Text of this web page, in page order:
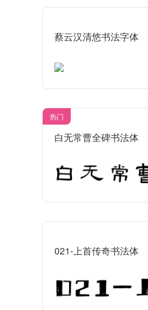
蔡云汉清悠书法字体
热门
白无常曹全碑书法体
021-上首传奇书法体